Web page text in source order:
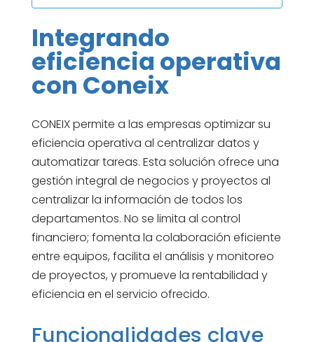
Integrando
eficiencia operativa
con Coneix
CONEIX permite a las empresas optimizar su
eficiencia operativa al centralizar datos y
automatizar tareas. Esta solución ofrece una
gestión integral de negocios y proyectos al
centralizar la información de todos los
departamentos. No se limita al control
financiero; fomenta la colaboración eficiente
entre equipos, facilita el análisis y monitoreo
de proyectos, y promueve la rentabilidad y
eficiencia en el servicio ofrecido.
Funcionalidades clave